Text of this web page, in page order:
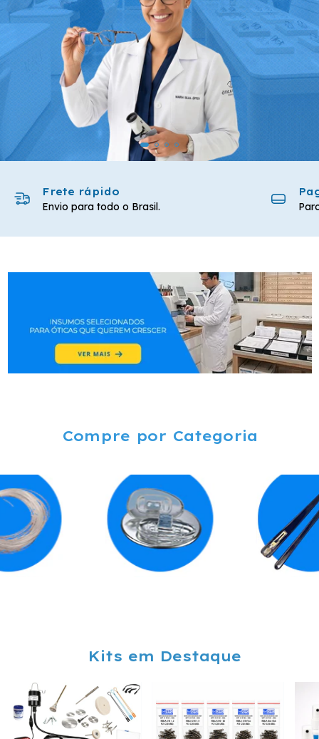
Frete rápido
Envio para todo o Brasil.
Compre por Categoria
Kits em Destaque